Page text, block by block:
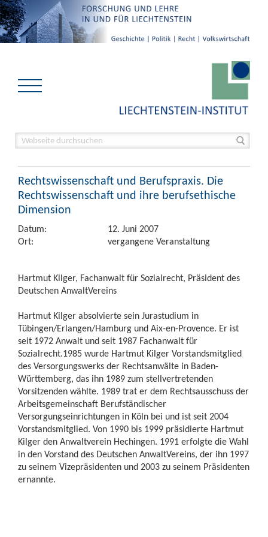
Rechtswissenschaft und Berufspraxis. Die
Rechtswissenschaft und ihre berufsethische
Dimension
Datum:
12. Juni 2007
Ort:
vergangene Veranstaltung
Hartmut Kilger, Fachanwalt für Sozialrecht, Präsident des
Deutschen AnwaltVereins
Hartmut Kilger absolvierte sein Jurastudium in
Tübingen/Erlangen/Hamburg und Aix-en-Provence. Er ist
seit 1972 Anwalt und seit 1987 Fachanwalt für
Sozialrecht.1985 wurde Hartmut Kilger Vorstandsmitglied
des Versorgungswerks der Rechtsanwälte in Baden-
Württemberg, das ihn 1989 zum stellvertretenden
Vorsitzenden wählte. 1989 trat er dem Rechtsausschuss der
Arbeitsgemeinschaft Berufständischer
Versorgungseinrichtungen in Köln bei und ist seit 2004
Vorstandsmitglied. Von 1990 bis 1999 präsidierte Hartmut
Kilger den Anwaltverein Hechingen. 1991 erfolgte die Wahl
in den Vorstand des Deutschen AnwaltVereins, der ihn 1997
zu seinem Vizepräsidenten und 2003 zu seinem Präsidenten
ernannte.